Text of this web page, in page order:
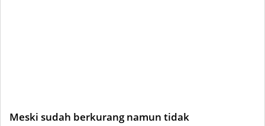
Meski sudah berkurang namun tidak